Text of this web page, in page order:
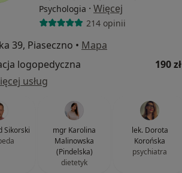
Psychologia · Więcej
214 opinii
39, Piaseczno • Mapa
logopedyczna
190 zł
usług
Sikorski
mgr Karolina
Malinowska
(Pindelska)
dietetyk
lek. Dorota
Korońska
psychiatra